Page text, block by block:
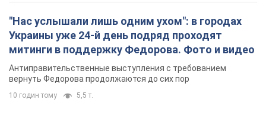
"Нас услышали лишь одним ухом": в городах
Украины уже 24-й день подряд проходят
митинги в поддержку Федорова. Фото и видео
Антиправительственные выступления с требованием
вернуть Федорова продолжаются до сих пор
10 годин тому 5,5 т.